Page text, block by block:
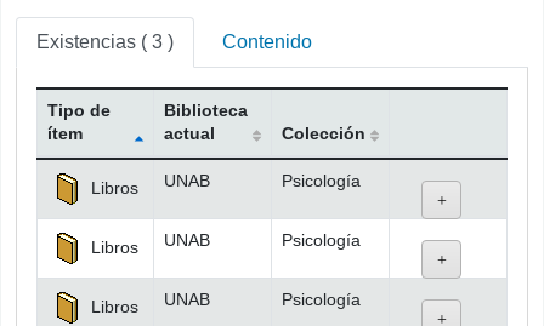
Existencias ( 3 ) Contenido
Existencias
Tipo de
ítem
Biblioteca
actual
Colección
Libros UNAB Psicología
Libros UNAB Psicología
Libros UNAB Psicología